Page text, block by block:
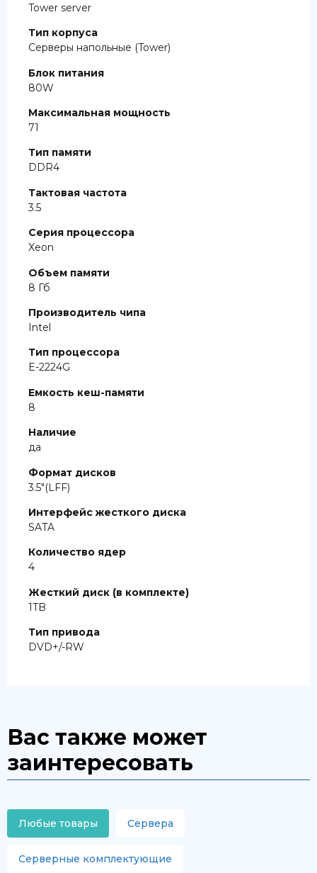
Tower server
Тип корпуса
Серверы напольные (Tower)
Блок питания
80W
Максимальная мощность
71
Тип памяти
DDR4
Тактовая частота
3.5
Серия процессора
Xeon
Объем памяти
8 Гб
Производитель чипа
Intel
Тип процессора
E-2224G
Емкость кеш-памяти
8
Наличие
да
Формат дисков
3.5″(LFF)
Интерфейс жесткого диска
SATA
Количество ядер
4
Жесткий диск (в комплекте)
1TB
Тип привода
DVD+/-RW
Вас также может
заинтересовать
Любые товары Сервера
Серверные комплектующие